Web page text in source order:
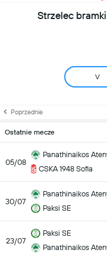
Strzelec
V
Poprzednie
Ostatnie mecze
05/08
Panathinaikos
CSKA 1948 Sofia
30/07
Panathinaikos
Paksi SE
23/07
Paksi SE
Panathinaikos